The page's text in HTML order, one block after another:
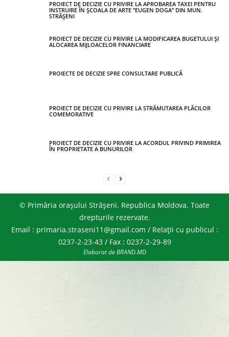
PROIECT DE DECIZIE CU PRIVIRE LA APROBAREA TAXEI PENTRU
INSTRUIRE ÎN ȘCOALA DE ARTE ”EUGEN DOGA” DIN MUN.
STRĂȘENI
PROIECT DE DECIZIE CU PRIVIRE LA MODIFICAREA BUGETULUI ȘI
ALOCAREA MIJLOACELOR FINANCIARE
PROIECTE DE DECIZIE SPRE CONSULTARE PUBLICĂ
PROIECT DE DECIZIE CU PRIVIRE LA STRĂMUTAREA PLĂCILOR
COMEMORATIVE
PROIECT DE DECIZIE CU PRIVIRE LA ACORDUL PRIVIND PRIMIREA
ÎN PROPRIETATE A BUNURILOR
© Primăria orașului Strășeni. Republica Moldova. Toate
drepturile rezervate.
Email : primaria.straseni11@gmail.com / Relații cu publicul :
0237-2-23-43 / Fax : 0237-2-29-89
Elaborat de BRAND.MD